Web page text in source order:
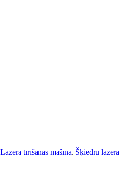
Lāzera tīrīšanas mašīna, Šķiedru lāzera